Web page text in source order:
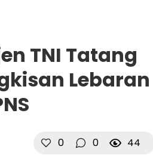
TNI Tatang
Lebaran
0 0 44